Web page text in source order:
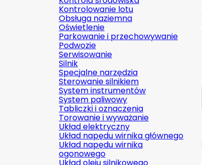
Kontrolowanie lotu
Obsługa naziemna
Oświetlenie
Parkowanie i przechowywanie
Podwozie
Serwisowanie
Silnik
Specjalne narzędzia
Sterowanie silnikiem
System instrumentów
System paliwowy
Tabliczki i oznaczenia
Torowanie i wyważanie
Układ elektryczny
Układ napędu wirnika głównego
Układ napędu wirnika
ogonowego